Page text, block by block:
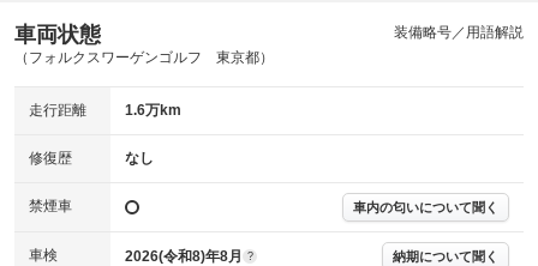
ABS その他
※グー故障診断は保証サービスではございません。購入時は必ず現車をご
※実際にお渡しする故障診断書につきましては、形式および表示項目が異
※グー故障診断書はあくまでも実施時点での診断結果となります。将来に
わたり車両状態を担保するものではありませんので、車両情報等の詳細は
車両状態
（フォルクスワーゲンゴルフ 東京都）
装備略号／用語解説
走行距離 1.6万km
修復歴 なし
禁煙車 車内の匂いについて聞く
車検 2026(令和8)年8月 ? 納期について聞く